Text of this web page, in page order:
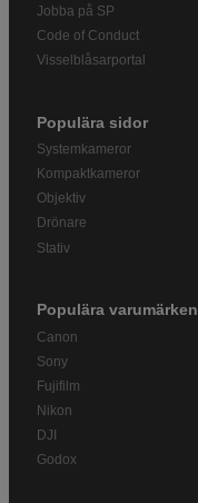
Jobba på SP
Code of Conduct
Visselblåsarportal
Populära sidor
Systemkameror
Kompaktkameror
Objektiv
Drönare
Stativ
Populära varumärken
Canon
Sony
Fujifilm
Nikon
DJI
Godox